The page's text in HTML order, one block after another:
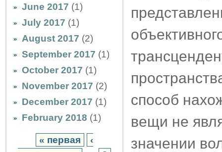
June 2017 (1)
July 2017 (1)
August 2017 (2)
September 2017 (1)
October 2017 (1)
November 2017 (2)
December 2017 (1)
February 2018 (1)
« первая
‹
способ
вещи не
значении